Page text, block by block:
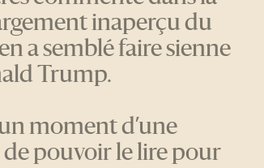
inaperçu du
a semblé faire sienne
Trump.
moment d’une
pouvoir le lire pour